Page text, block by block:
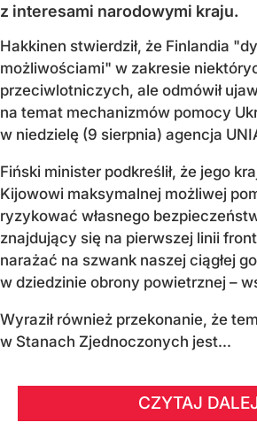
z interesami narodowymi kraju.
Hakkinen stwierdził, że Finlandia
możliwościami" w zakresie
przeciwlotniczych, ale odmówił
na temat mechanizmów pomocy
w niedzielę (9 sierpnia) agencja
Fiński minister podkreślił, że jego
Kijowowi maksymalnej możliwej
ryzykować własnego
znajdujący się na pierwszej linii
narażać na szwank naszej ciągłej
w dziedzinie obrony powietrznej –
Wyraził również przekonanie, że
w Stanach Zjednoczonych jest...
CZYTAJ